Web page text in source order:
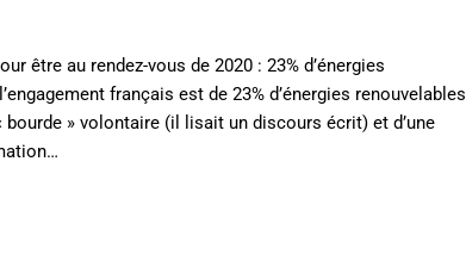
être au rendez-vous de 2020 : 23% d’énergies
français est de 23% d’énergies renouvelables
bourde » volontaire (il lisait un discours écrit) et d’une